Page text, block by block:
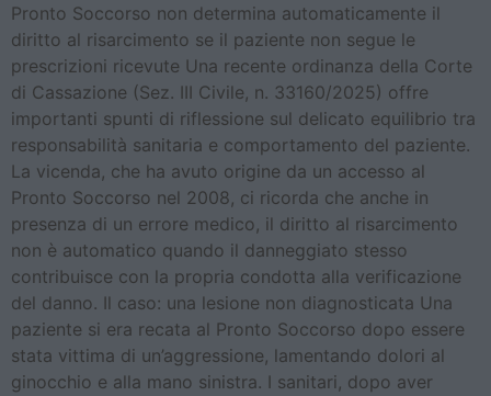
Pronto Soccorso non determina automaticamente il
diritto al risarcimento se il paziente non segue le
prescrizioni ricevute Una recente ordinanza della Corte
di Cassazione (Sez. III Civile, n. 33160/2025) offre
importanti spunti di riflessione sul delicato equilibrio tra
responsabilità sanitaria e comportamento del paziente.
La vicenda, che ha avuto origine da un accesso al
Pronto Soccorso nel 2008, ci ricorda che anche in
presenza di un errore medico, il diritto al risarcimento
non è automatico quando il danneggiato stesso
contribuisce con la propria condotta alla verificazione
del danno. Il caso: una lesione non diagnosticata Una
paziente si era recata al Pronto Soccorso dopo essere
stata vittima di un’aggressione, lamentando dolori al
ginocchio e alla mano sinistra. I sanitari, dopo aver